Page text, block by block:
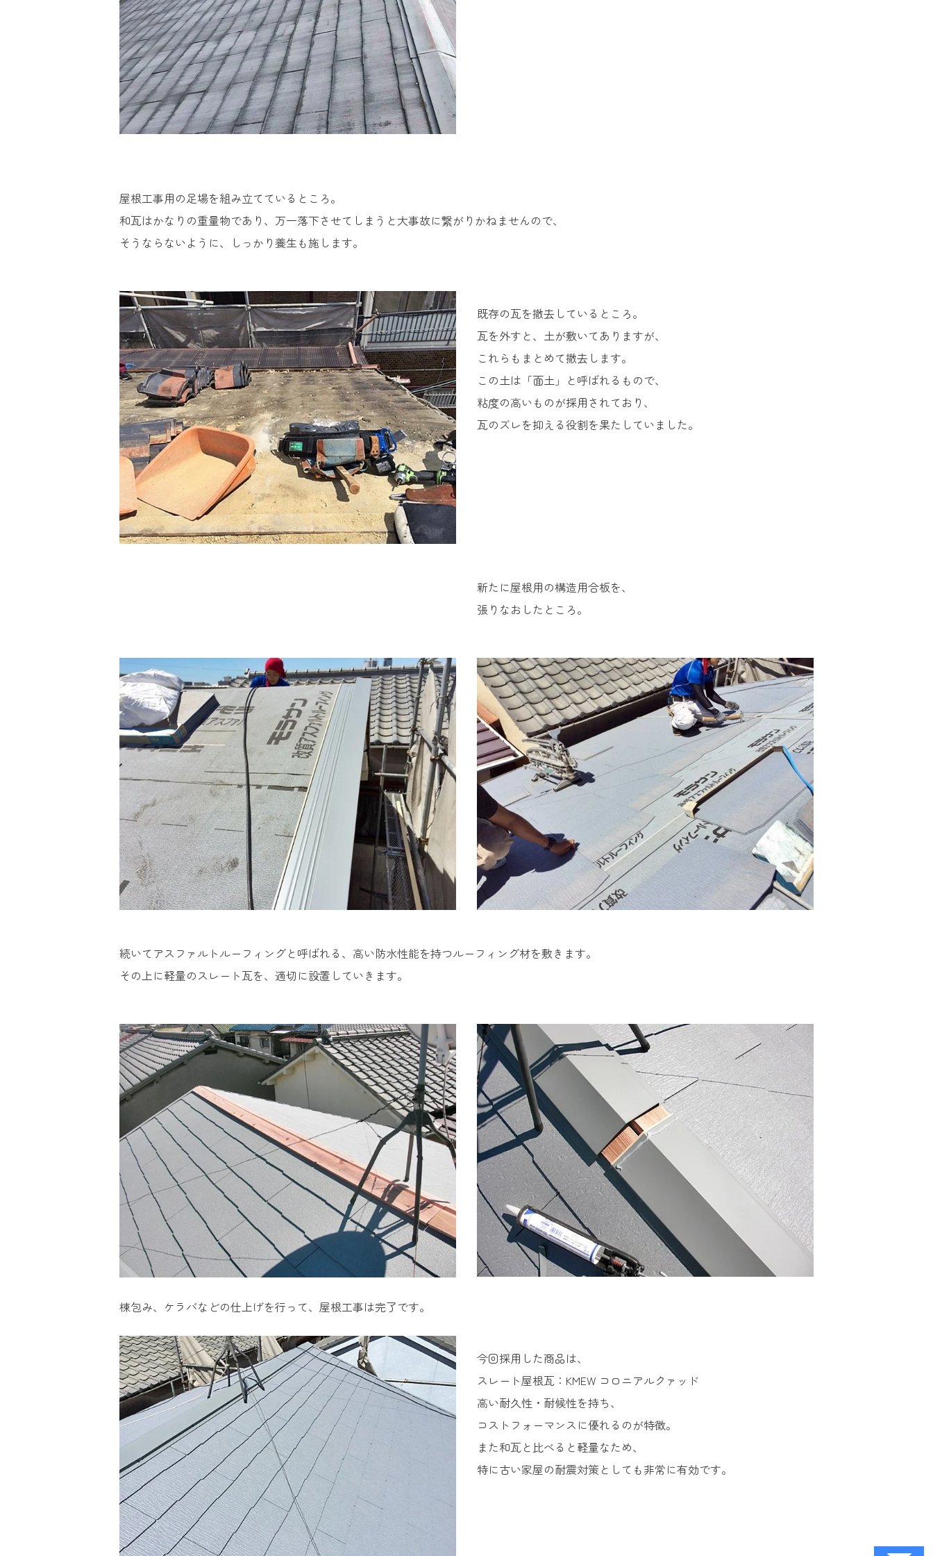
屋根工事用の足場を組み立てているところ。
和瓦はかなりの重量物であり、万一落下させてしまうと大事故に繋がりかねませんので、
そうならないように、しっかり養生も施します。
既存の瓦を撤去しているところ。
瓦を外すと、土が敷いてありますが、
これらもまとめて撤去します。
この土は「面土」と呼ばれるもので、
粘度の高いものが採用されており、
瓦のズレを抑える役割を果たしていました。
新たに屋根用の構造用合板を、
張りなおしたところ。
続いてアスファルトルーフィングと呼ばれる、高い防水性能を持つルーフィング材を敷きます。
その上に軽量のスレート瓦を、適切に設置していきます。
棟包み、ケラバなどの仕上げを行って、屋根工事は完了です。
今回採用した商品は、
スレート屋根瓦：KMEW コロニアルクァッド
高い耐久性・耐候性を持ち、
コストフォーマンスに優れるのが特徴。
また和瓦と比べると軽量なため、
特に古い家屋の耐震対策としても非常に有効です。